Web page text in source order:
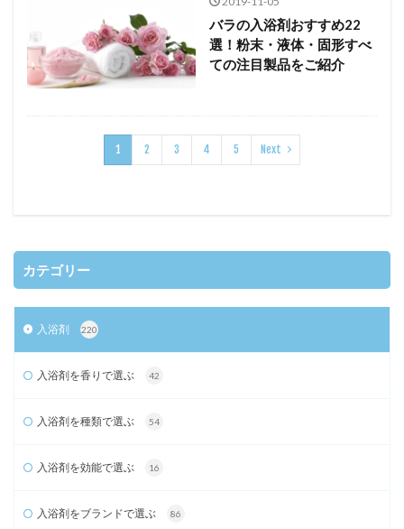
バラの入浴剤おすすめ22
選！粉末・液体・固形すべ
ての注目製品をご紹介
1 2 3 4 5 Next
カテゴリー
入浴剤 220
入浴剤を香りで選ぶ 42
入浴剤を種類で選ぶ 54
入浴剤を効能で選ぶ 16
入浴剤をブランドで選ぶ 86